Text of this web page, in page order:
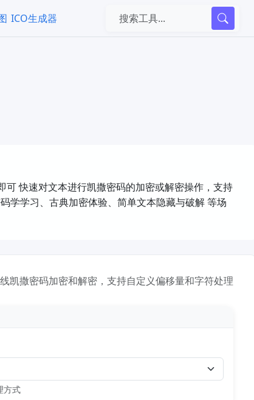
ICO生成器
快速对文本进行凯撒密码的加密或解密操作，支持
学学习、古典加密体验、简单文本隐藏与破解​ 等场
凯撒密码加密和解密，支持自定义偏移量和字符处理
方式